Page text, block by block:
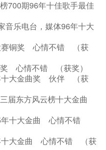
700期96年十佳歌手最佳
乐电台，媒体96年十大
赛铜奖 心情不错 （获
奖 心情不错 （获奖）
十大金曲奖 伙伴 （获
届东方风云榜十大金曲
十大金曲 心情不错
大金曲 心情不错 （获